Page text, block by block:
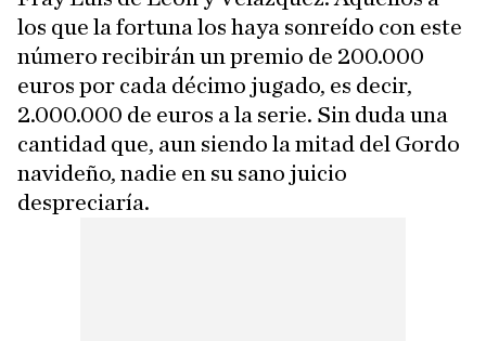
los que la fortuna los haya sonreído con este
número recibirán un premio de 200.000
euros por cada décimo jugado, es decir,
2.000.000 de euros a la serie. Sin duda una
cantidad que, aun siendo la mitad del Gordo
navideño, nadie en su sano juicio
despreciaría.